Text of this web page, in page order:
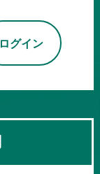
ログイン